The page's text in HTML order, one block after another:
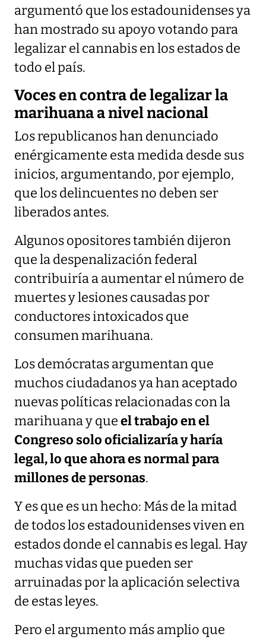
argumentó que los estadounidenses ya
han mostrado su apoyo votando para
legalizar el cannabis en los estados de
todo el país.
Voces en contra de legalizar la
marihuana a nivel nacional
Los republicanos han denunciado
enérgicamente esta medida desde sus
inicios, argumentando, por ejemplo,
que los delincuentes no deben ser
liberados antes.
Algunos opositores también dijeron
que la despenalización federal
contribuiría a aumentar el número de
muertes y lesiones causadas por
conductores intoxicados que
consumen marihuana.
Los demócratas argumentan que
muchos ciudadanos ya han aceptado
nuevas políticas relacionadas con la
marihuana y queel trabajo en el
Congreso solo oficializaría y haría
legal, lo que ahora es normal para
millones de personas.
Y es que es un hecho: Más de la mitad
de todos los estadounidenses viven en
estados donde el cannabis es legal. Hay
muchas vidas que pueden ser
arruinadas por la aplicación selectiva
de estas leyes.
Pero el argumento más amplio que